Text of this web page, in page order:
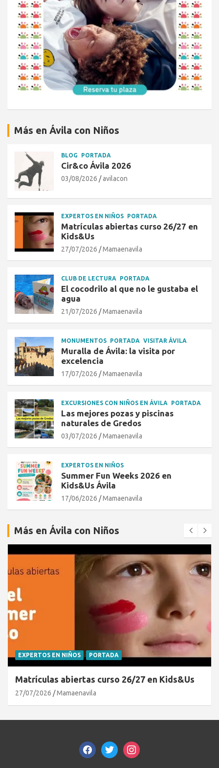
Más en Ávila con Niños
BLOG PORTADA
Cir&co Ávila 2026
03/08/2026 avilacon
EXPERTOS EN NIÑOS PORTADA
Matrículas abiertas curso 26/27 en
Kids&Us
27/07/2026 Mamaenavila
CLUB DE LECTURA PORTADA
El cocodrilo al que no le gustaba el
agua
21/07/2026 Mamaenavila
MONUMENTOS PORTADA VISITAR ÁVILA
Muralla de Ávila: la visita por
excelencia
17/07/2026 Mamaenavila
EXCURSIONES CON NIÑOS EN ÁVILA PORTADA
Las mejores pozas y piscinas
naturales de Gredos
03/07/2026 Mamaenavila
EXPERTOS EN NIÑOS
Summer Fun Weeks 2026 en
Kids&Us Ávila
17/06/2026 Mamaenavila
Más en Ávila con Niños
EXPERTOS EN NIÑOS PORTADA
Matrículas abiertas curso 26/27 en Kids&Us
27/07/2026 Mamaenavila
facebooktwitterinstagram